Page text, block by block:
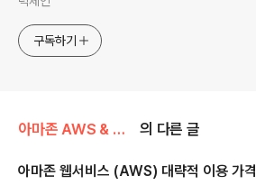
구독하기
아마존 AWS & 클라우드 의 다른 글
아마존 웹서비스 (AWS) 대략적 이용 가격